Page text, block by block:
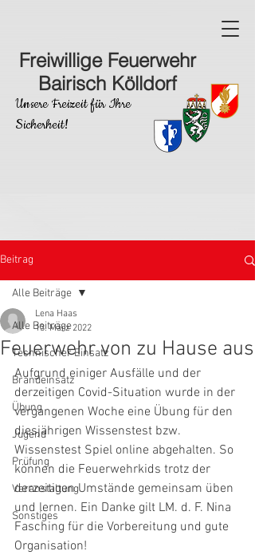
Freiwillige Feuerwehr
Bairisch Kölldorf
Unsere Freizeit für Ihre
Sicherheit!
Beitrag
Alle Beiträge
Technischer Einsatz
Brandeinsatz
Übung
Jugend
Prüfung
Veranstaltung
Sonstiges
Alle Beiträge
Feuerwehr von zu Hause aus
Lena Haas
13. März 2022
Aufgrund einiger Ausfälle und der
derzeitigen Covid-Situation wurde in der
vergangenen Woche eine Übung für den
diesjährigen Wissenstest bzw.
Wissenstest Spiel online abgehalten. So
können die Feuerwehrkids trotz der
derzeitigen Umstände gemeinsam üben
und lernen. Ein Danke gilt LM. d. F. Nina
Fasching für die Vorbereitung und gute
Organisation!